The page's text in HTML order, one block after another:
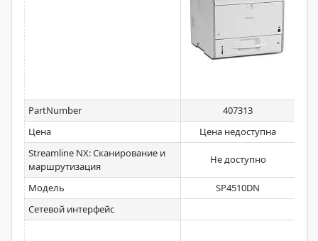
PartNumber
407313
Цена
Цена недоступна
Streamline NX: Сканирование и
маршрутизация
Не доступно
Модель
SP4510DN
Сетевой интерфейс